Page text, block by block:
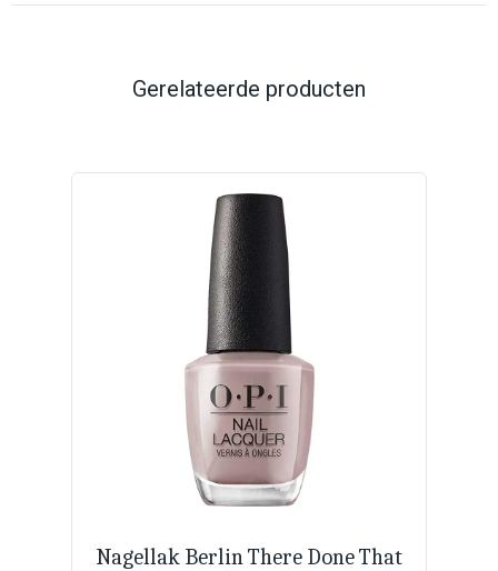
Gerelateerde producten
Nagellak Berlin There Done That